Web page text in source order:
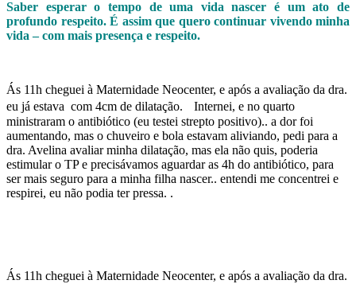
Saber esperar o tempo de uma vida nascer é um ato de
profundo respeito. É assim que quero continuar vivendo minha
vida – com mais presença e respeito.
Ás 11h cheguei à Maternidade Neocenter, e após a avaliação da dra.
eu já estava com 4cm de dilatação. Internei, e no quarto
ministraram o antibiótico (eu testei strepto positivo).. a dor foi
aumentando, mas o chuveiro e bola estavam aliviando, pedi para a
dra. Avelina avaliar minha dilatação, mas ela não quis, poderia
estimular o TP e precisávamos aguardar as 4h do antibiótico, para
ser mais seguro para a minha filha nascer.. entendi me concentrei e
respirei, eu não podia ter pressa. .
Ás 11h cheguei à Maternidade Neocenter, e após a avaliação da dra.